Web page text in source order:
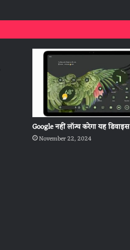
Google नहीं लॉन्च करेगा यह डिवाइस
November 22, 2024